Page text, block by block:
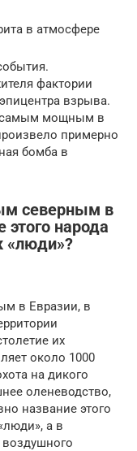
в атмосфере
фактории
взрыва.
самым мощным в
примерно
бомба в
северным в
этого народа
«люди»?
в Евразии, в
их
около 1000
на дикого
оленеводство,
название этого
а в